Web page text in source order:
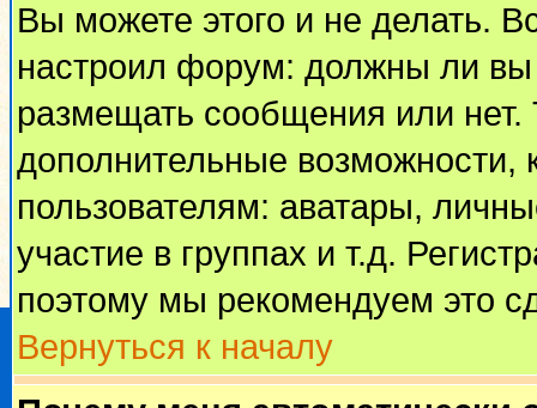
Вы можете этого и не делать.
настроил форум: должны ли вы
размещать сообщения или
дополнительные
пользователям: аватары,
участие в группах и т.д.
поэтому мы рекомендуем это
Вернуться к началу